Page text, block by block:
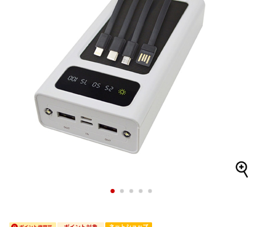
1 2 3 4 5